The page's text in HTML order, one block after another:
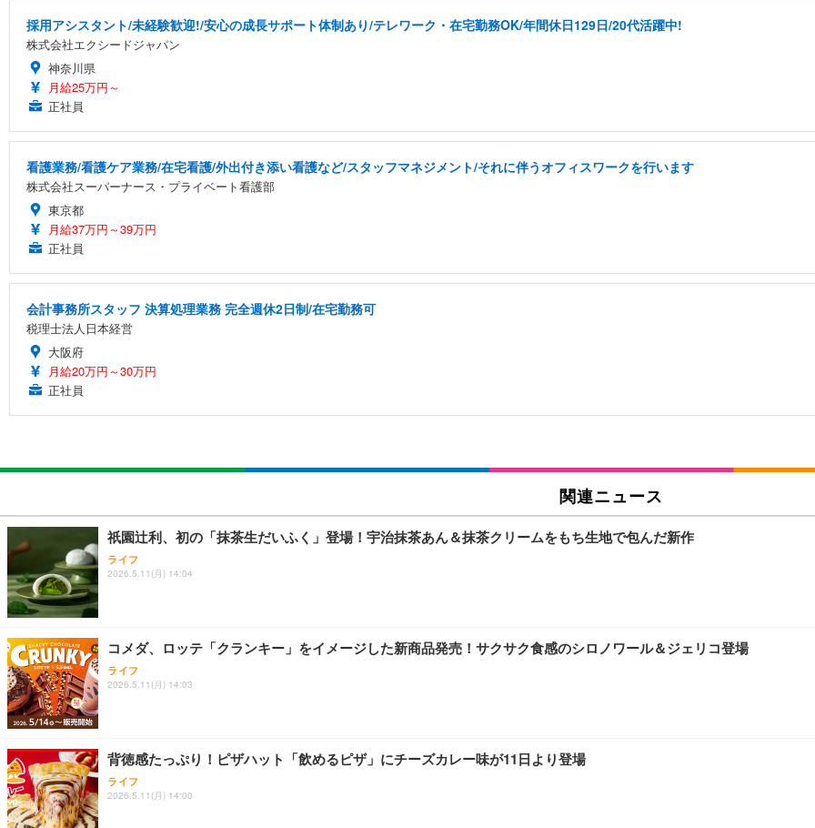
採用アシスタント/未経験歓迎!/安心の成長サポート体制あり/テレワーク・在宅勤務OK/年間休日129日/20代活躍中!
株式会社エクシードジャパン
神奈川県
月給25万円～
正社員
看護業務/看護ケア業務/在宅看護/外出付き添い看護など/スタッフマネジメント/それに伴うオフィスワークを行います
株式会社スーパーナース・プライベート看護部
東京都
月給37万円～39万円
正社員
会計事務所スタッフ 決算処理業務 完全週休2日制/在宅勤務可
税理士法人日本経営
大阪府
月給20万円～30万円
正社員
関連ニュース
祇園辻利、初の「抹茶生だいふく」登場！宇治抹茶あん＆抹茶クリームをもち生地で包んだ新作
ライフ
2026.5.11(月) 14:04
コメダ、ロッテ「クランキー」をイメージした新商品発売！サクサク食感のシロノワール＆ジェリコ登場
ライフ
2026.5.11(月) 14:03
背徳感たっぷり！ピザハット「飲めるピザ」にチーズカレー味が11日より登場
ライフ
2026.5.11(月) 14:00